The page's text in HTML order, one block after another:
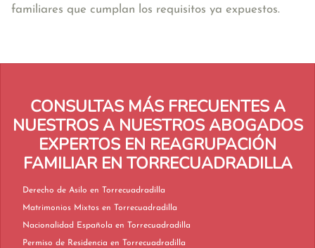
familiares que cumplan los requisitos ya expuestos.
CONSULTAS MÁS FRECUENTES A
NUESTROS A NUESTROS ABOGADOS
EXPERTOS EN REAGRUPACIÓN
FAMILIAR EN TORRECUADRADILLA
Derecho de Asilo en Torrecuadradilla
Matrimonios Mixtos en Torrecuadradilla
Nacionalidad Española en Torrecuadradilla
Permiso de Residencia en Torrecuadradilla